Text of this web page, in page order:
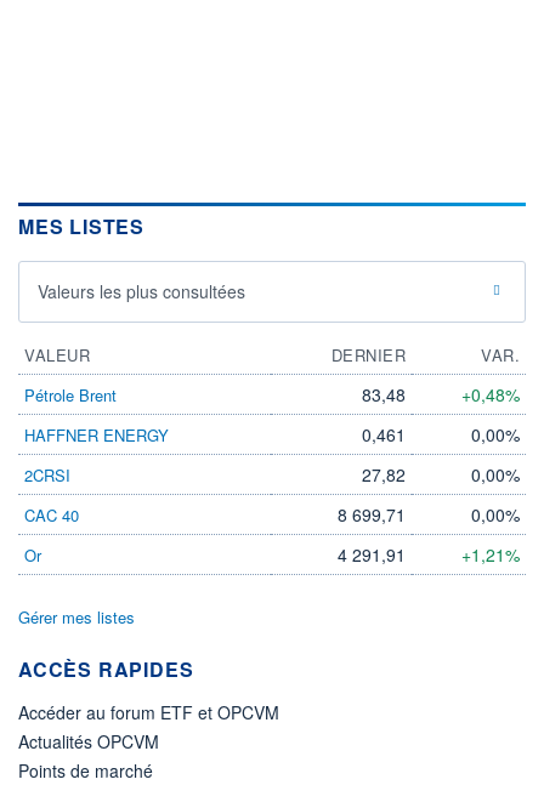
MES LISTES
Valeurs les plus consultées
VALEUR DERNIER
VAR.
Pétrole Brent
83,48 +0,48%
HAFFNER ENERGY 0,461 0,00%
2CRSI 27,82 0,00%
CAC 40 8 699,71 0,00%
Or 4 291,91 +1,21%
Gérer mes listes
ACCÈS RAPIDES
Accéder au forum ETF et OPCVM
Actualités OPCVM
Points de marché